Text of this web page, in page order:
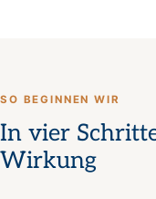
SO BEGINNEN WIR
In vier
Wirkung